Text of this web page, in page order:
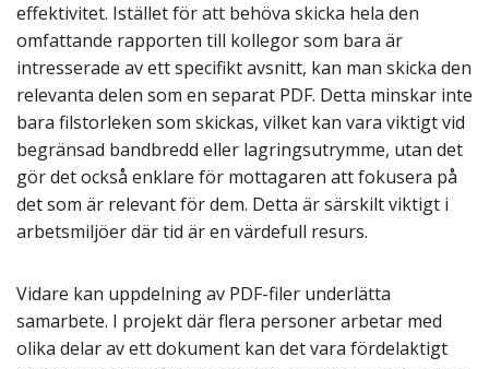
effektivitet. Istället för att behöva skicka hela den
omfattande rapporten till kollegor som bara är
intresserade av ett specifikt avsnitt, kan man skicka den
relevanta delen som en separat PDF. Detta minskar inte
bara filstorleken som skickas, vilket kan vara viktigt vid
begränsad bandbredd eller lagringsutrymme, utan det
gör det också enklare för mottagaren att fokusera på
det som är relevant för dem. Detta är särskilt viktigt i
arbetsmiljöer där tid är en värdefull resurs.
Vidare kan uppdelning av PDF-filer underlätta
samarbete. I projekt där flera personer arbetar med
olika delar av ett dokument kan det vara fördelaktigt